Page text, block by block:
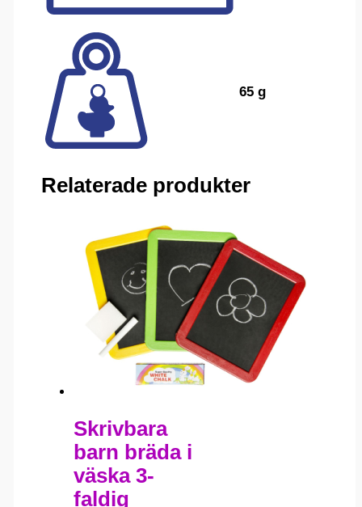
65 g
Relaterade produkter
Skrivbara
barn bräda i
väska 3-
faldig